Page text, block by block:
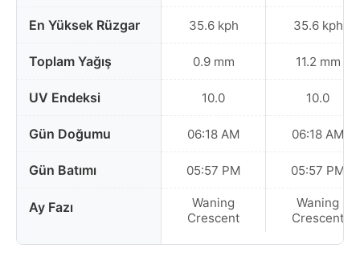
En Yüksek Rüzgar
Toplam Yağış
UV Endeksi
Gün Doğumu
Gün Batımı
Ay Fazı
35.6 kph
0.9 mm
10.0
06:18 AM
05:57 PM
Waning
Crescent
35.6 kph
11.2 mm
10.0
06:18 AM
05:57 PM
Waning
Crescent